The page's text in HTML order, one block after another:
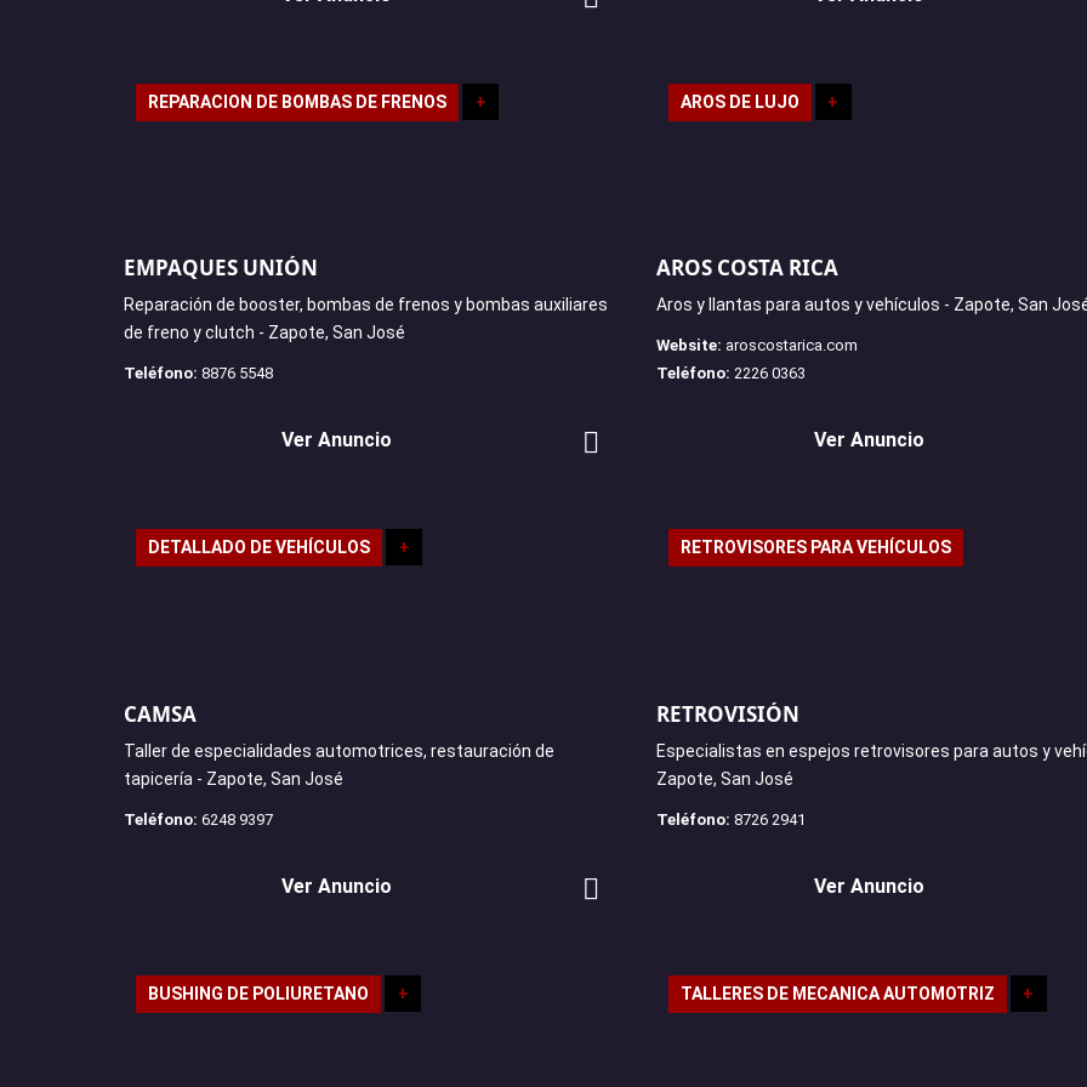
REPARACION DE BOMBAS DE FRENOS +
EMPAQUES UNIÓN
Reparación de booster, bombas de frenos y bombas auxiliares
de freno y clutch - Zapote, San José
Teléfono: 8876 5548
Ver Anuncio
AROS DE LUJO +
AROS COSTA RICA
Aros y llantas para autos y vehículos - Zapote, San
Website: aroscostarica.com
Teléfono: 2226 0363
Ver Anuncio
DETALLADO DE VEHÍCULOS +
CAMSA
Taller de especialidades automotrices, restauración de
tapicería - Zapote, San José
Teléfono: 6248 9397
Ver Anuncio
RETROVISORES PARA VEHÍCULOS
RETROVISIÓN
Especialistas en espejos retrovisores para autos y
Zapote, San José
Teléfono: 8726 2941
Ver Anuncio
BUSHING DE POLIURETANO + TALLERES DE MECANICA AUTOMOTRIZ +